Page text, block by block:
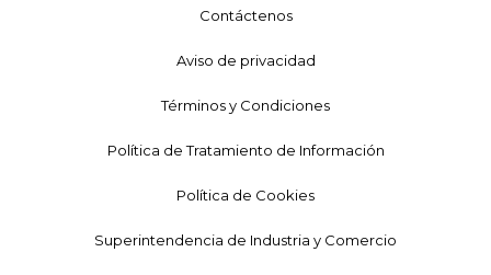
Contáctenos
Aviso de privacidad
Términos y Condiciones
Política de Tratamiento de Información
Política de Cookies
Superintendencia de Industria y Comercio